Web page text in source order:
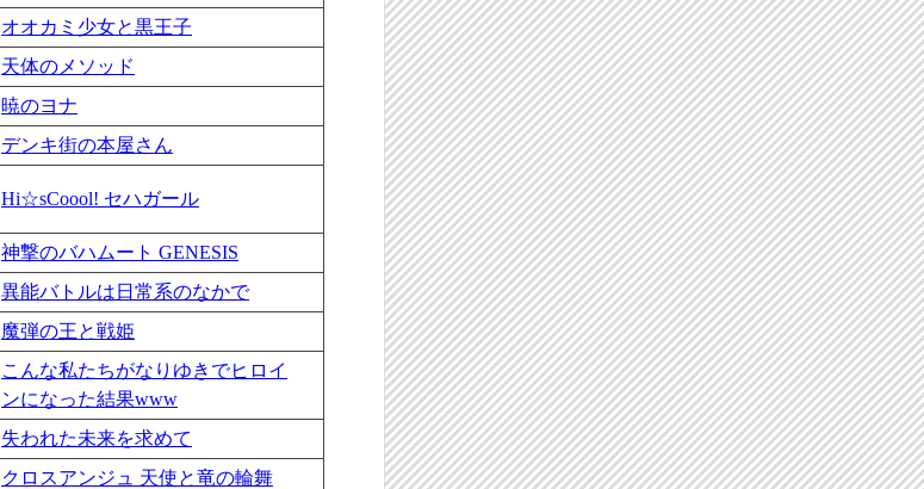
オオカミ少女と黒王子
天体のメソッド
暁のヨナ
デンキ街の本屋さん
Hi☆sCoool! セハガール
神撃のバハムート GENESIS
異能バトルは日常系のなかで
魔弾の王と戦姫
こんな私たちがなりゆきでヒロイ
ンになった結果www
失われた未来を求めて
クロスアンジュ 天使と竜の輪舞